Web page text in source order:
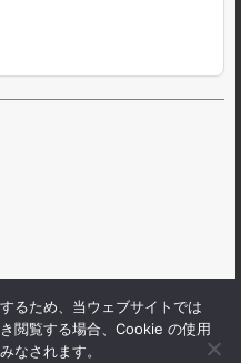
るため、当ウェブサイトでは
閲覧する場合、Cookie の使用
なされます。